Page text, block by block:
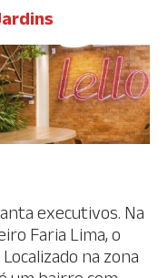
executivos. Na
Faria Lima, o
na zona